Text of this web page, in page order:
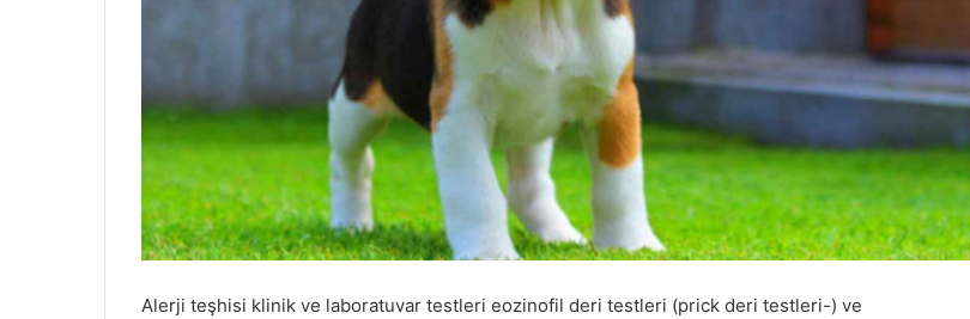
Alerji teşhisi klinik ve laboratuvar testleri eozinofil deri testleri (prick deri testleri-) ve